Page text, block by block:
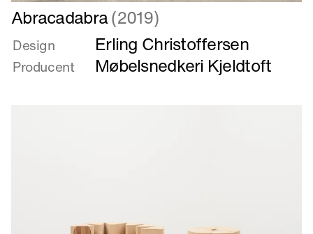
Læs
mere
om
Abracadabra
Abracadabra(2019)
Design Erling Christoffersen
Producent Møbelsnedkeri Kjeldtoft